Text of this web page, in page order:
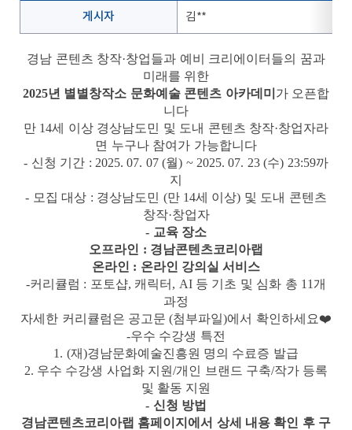
게시자 김**
경남 콘텐츠 창작·창업들과 예비 크리에이터들의 꿈과
미래를 위한
2025년 별별창작소 문화예술 콘텐츠 아카데미 가 오픈합
니다
만 14세 이상 경상남도민 및 도내 콘텐츠 창작·창업자라
면 누구나 참여가 가능합니다
- 신청 기간 : 2025. 07. 07 (월) ~ 2025. 07. 23 (수) 23:59까
지
- 모집 대상 : 경상남도민 (만 14세 이상) 및 도내 콘텐츠
창작·창업자
- 교육 장소
오프라인 : 경남콘텐츠코리아랩
온라인 : 온라인 강의실 서비스
-커리큘럼 : 포토샵, 캐릭터 , AI 등 기초 및 심화 총 11 개
과정
자세한 커리큘럼은 공고문(첨부파일)에서 확인하세요❤️
-우수 수강생 특전
1. (재)경남문화예술진흥원 명의 수료증 발급
2. 우수 수강생 사업화 지원/개인 브랜드 구축/작가 등록
및 활동 지원
- 신청 방법
경남콘텐츠코리아랩 홈페이지에서 상세 내용 확인 후 구